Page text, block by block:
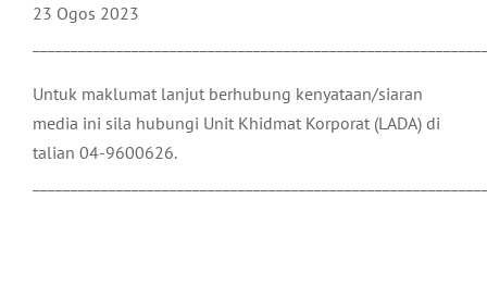
23 Ogos 2023
Untuk maklumat lanjut berhubung kenyataan/siaran
media ini sila hubungi Unit Khidmat Korporat (LADA) di
talian 04-9600626.